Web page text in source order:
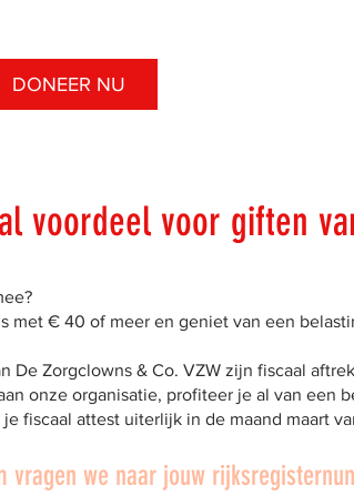
DONEER NU
voordeel voor giften
met € 40 of meer en geniet van een
De Zorgclowns & Co. VZW zijn fiscaal
onze organisatie, profiteer je al van een
fiscaal attest uiterlijk in de maand maart
vragen we naar jouw